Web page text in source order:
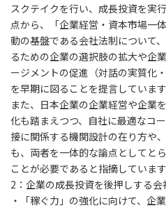
スクテイクを行い、成長投資を実
点から、「企業経営・資本市場一
動の基盤である会社法制について
るための企業の選択肢の拡大や企
ージメントの促進（対話の実質化
を早期に図ることを提言しています
また、日本企業の企業経営や企業
化も踏まえつつ、自社に最適なコ
接に関係する機関設計の在り方や
も、両者を一体的な論点としてと
ことが必要であると指摘しています
2 ：企業の成長投資を後押しする
・「稼ぐ力」の強化に向けて、企